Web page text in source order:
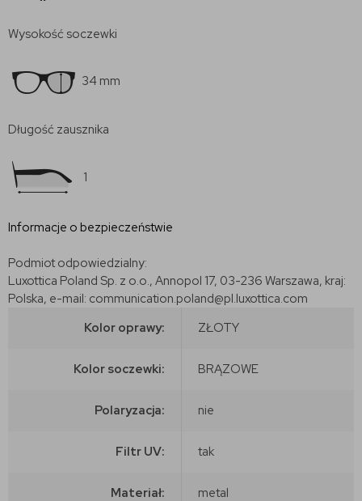
Wysokość soczewki
34 mm
Długość zausznika
1
Informacje o bezpieczeństwie
Podmiot odpowiedzialny:
Luxottica Poland Sp. z o.o., Annopol 17, 03-236 Warszawa, kraj:
Polska, e-mail: communication.poland@pl.luxottica.com
Kolor oprawy:
ZŁOTY
Kolor soczewki: BRĄZOWE
Polaryzacja: nie
Filtr UV: tak
Materiał: metal